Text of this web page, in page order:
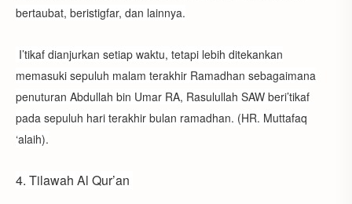
bertaubat, beristigfar, dan lainnya.
I’tikaf dianjurkan setiap waktu, tetapi lebih ditekankan
memasuki sepuluh malam terakhir Ramadhan sebagaimana
penuturan Abdullah bin Umar RA, Rasulullah SAW beri’tikaf
pada sepuluh hari terakhir bulan ramadhan. (HR. Muttafaq
‘alaih).
4. Tilawah Al Qur’an